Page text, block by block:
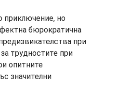
приключение, но
бюрократична
при
трудностите при
опитните
значителни